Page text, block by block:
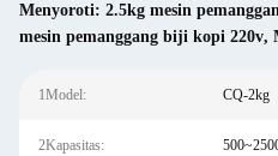
Menyoroti: 2.5kg mesin
mesin pemanggang biji kopi 220v,
1Model: CQ-2kg
2Kapasitas: